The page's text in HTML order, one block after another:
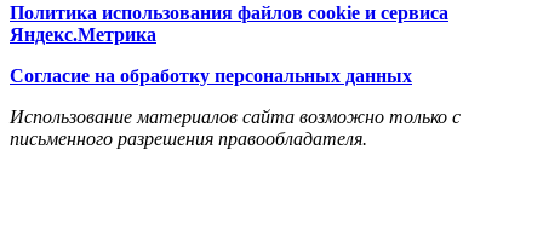
Политика использования файлов cookie и сервиса
Яндекс.Метрика
Согласие на обработку персональных данных
Использование материалов сайта возможно только с
письменного разрешения правообладателя.